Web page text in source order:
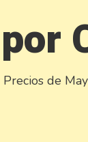
Precios de